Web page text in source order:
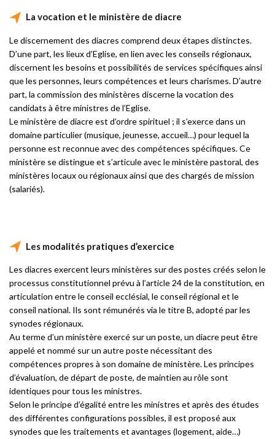
La vocation et le ministère de diacre
Le discernement des diacres comprend deux étapes distinctes.
D’une part, les lieux d’Eglise, en lien avec les conseils régionaux,
discernent les besoins et possibilités de services spécifiques ainsi
que les personnes, leurs compétences et leurs charismes. D’autre
part, la commission des ministères discerne la vocation des
candidats à être ministres de l’Eglise.
Le ministère de diacre est d’ordre spirituel ; il s’exerce dans un
domaine particulier (musique, jeunesse, accueil…) pour lequel la
personne est reconnue avec des compétences spécifiques. Ce
ministère se distingue et s’articule avec le ministère pastoral, des
ministères locaux ou régionaux ainsi que des chargés de mission
(salariés).
Les modalités pratiques d’exercice
Les diacres exercent leurs ministères sur des postes créés selon le
processus constitutionnel prévu à l’article 24 de la constitution, en
articulation entre le conseil ecclésial, le conseil régional et le
conseil national. Ils sont rémunérés via le titre B, adopté par les
synodes régionaux.
Au terme d’un ministère exercé sur un poste, un diacre peut être
appelé et nommé sur un autre poste nécessitant des
compétences propres à son domaine de ministère. Les principes
d’évaluation, de départ de poste, de maintien au rôle sont
identiques pour tous les ministres.
Selon le principe d’égalité entre les ministres et après des études
des différentes configurations possibles, il est proposé aux
synodes que les traitements et avantages (logement, aide…)